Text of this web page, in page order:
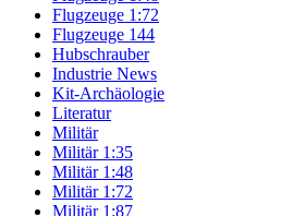
Flugzeuge 1:72
Flugzeuge 144
Hubschrauber
Industrie News
Kit-Archäologie
Literatur
Militär
Militär 1:35
Militär 1:48
Militär 1:72
Militär 1:87